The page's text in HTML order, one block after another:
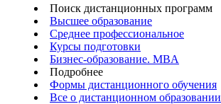
Поиск дистанционных программ
Высшее образование
Среднее профессиональное
Курсы подготовки
Бизнес-образование. MBA
Подробнее
Формы дистанционного обучения
Все о дистанционном образовании